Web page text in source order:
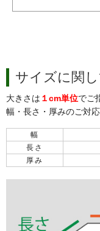
サイズに関
大きさは １cm単位でご
幅・長さ・厚みのご対
幅
長さ
厚み